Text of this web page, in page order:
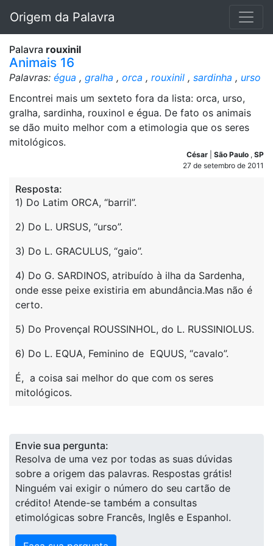
Origem da Palavra
Palavra rouxinil
Animais 16
Palavras: égua , gralha , orca , rouxinil , sardinha , urso
Encontrei mais um sexteto fora da lista: orca, urso,
gralha, sardinha, rouxinol e égua. De fato os animais
se dão muito melhor com a etimologia que os seres
mitológicos.
César São Paulo , SP
27 de setembro de 2011
Resposta:
1) Do Latim ORCA, “barril”.
2) Do L. URSUS, “urso”.
3) Do L. GRACULUS, “gaio”.
4) Do G. SARDINOS, atribuído à ilha da Sardenha,
onde esse peixe existiria em abundância.Mas não é
certo.
5) Do Provençal ROUSSINHOL, do L. RUSSINIOLUS.
6) Do L. EQUA, Feminino de EQUUS, “cavalo”.
É, a coisa sai melhor do que com os seres
mitológicos.
Envie sua pergunta:
Resolva de uma vez por todas as suas dúvidas
sobre a origem das palavras. Respostas grátis!
Ninguém vai exigir o número do seu cartão de
crédito! Atende-se também a consultas
etimológicas sobre Francês, Inglês e Espanhol.